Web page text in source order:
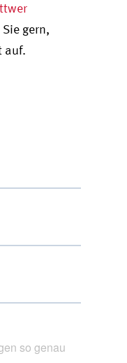
gern,
auf.